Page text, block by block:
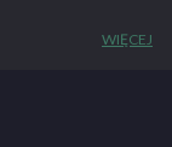
WIĘCEJ